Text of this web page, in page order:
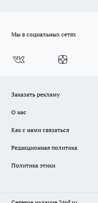
Мы в социальных сетях
Заказать рекламу
О нас
Как с нами связаться
Редакционная политика
Политика этики